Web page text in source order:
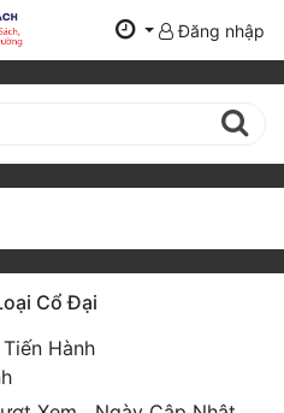
Đăng nhập
Cổ Đại
Hành